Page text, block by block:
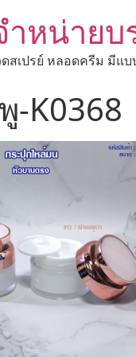
ำหน่าย
สเปรย์ หลอดครีม มีแบ
-K0368